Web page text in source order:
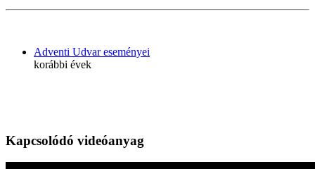
Adventi Udvar eseményei
korábbi évek
Kapcsolódó videóanyag